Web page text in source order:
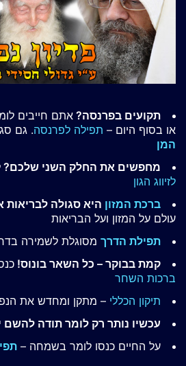
תקועים בפרנסה? אתם חייבים
או בסוף היום – תפילה לפרנסה. גם
המן
מחפשים את החלק השני שלכם?
לזיווג הגון
ברכת המזון היא סגולה לבריאות
עולם על המזון ועל הבריאות
תפילת הדרך מסוגלת לשמירה
קמת בבוקר – כל השאר בונוס!
ברכות השחר
תיקון הכללי – מתקן ומחדש את
עכשיו נותר רק לומר תודה להשם
על החיים כנסו לומר בשמחה –